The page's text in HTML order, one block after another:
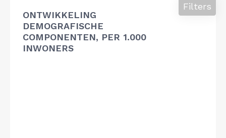
ONTWIKKELING
DEMOGRAFISCHE
COMPONENTEN, PER 1.000
INWONERS
Filters